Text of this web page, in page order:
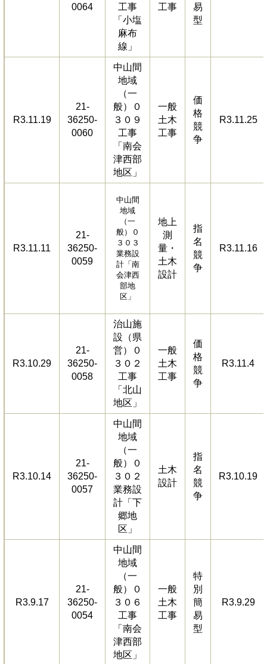
0064
工事
「小塩
麻布
線」
工事
易
型
R3.11.19
21-
36250-
0060
中山間
地域
（一
般）０
３０９
工事
「南会
津西部
地区」
一般
土木
工事
価
格
競
争
R3.11.25
R3.11.11
21-
36250-
0059
中山間
地域
（一
般）０
３０３
業務設
計「南
会津西
部地
区」
地上
測
量・
土木
設計
指
名
競
争
R3.11.16
R3.10.29
21-
36250-
0058
治山施
設（県
営）０
３０２
工事
「北山
地区」
一般
土木
工事
価
格
競
争
R3.11.4
R3.10.14
21-
36250-
0057
中山間
地域
（一
般）０
３０２
業務設
計「下
郷地
区」
土木
設計
指
名
競
争
R3.10.19
R3.9.17
21-
36250-
0054
中山間
地域
（一
般）０
３０６
工事
「南会
津西部
地区」
一般
土木
工事
特
別
簡
易
型
R3.9.29